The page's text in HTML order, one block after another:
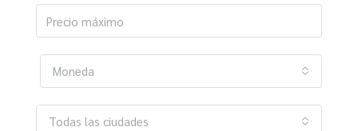
Moneda
Todas las ciudades